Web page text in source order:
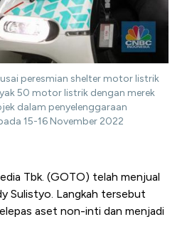
peresmian shelter motor listrik
50 motor listrik dengan merek
dalam penyelenggaraan
15-16 November 2022
Tbk. (GOTO) telah menjual
Sulistyo. Langkah tersebut
aset non-inti dan menjadi